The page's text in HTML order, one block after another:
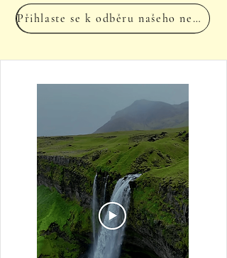
Přihlaste se k odběru našeho newsletteru